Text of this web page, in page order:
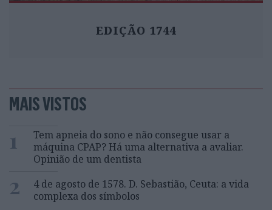
EDIÇÃO 1744
MAIS VISTOS
1
Tem apneia do sono e não consegue usar a
máquina CPAP? Há uma alternativa a avaliar.
Opinião de um dentista
2
4 de agosto de 1578. D. Sebastião, Ceuta: a vida
complexa dos símbolos